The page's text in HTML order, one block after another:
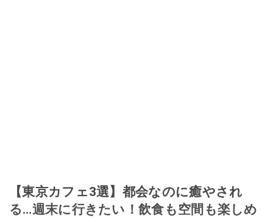
【東京カフェ3選】都会なのに癒やされ
る…週末に行きたい！飲食も空間も楽しめ